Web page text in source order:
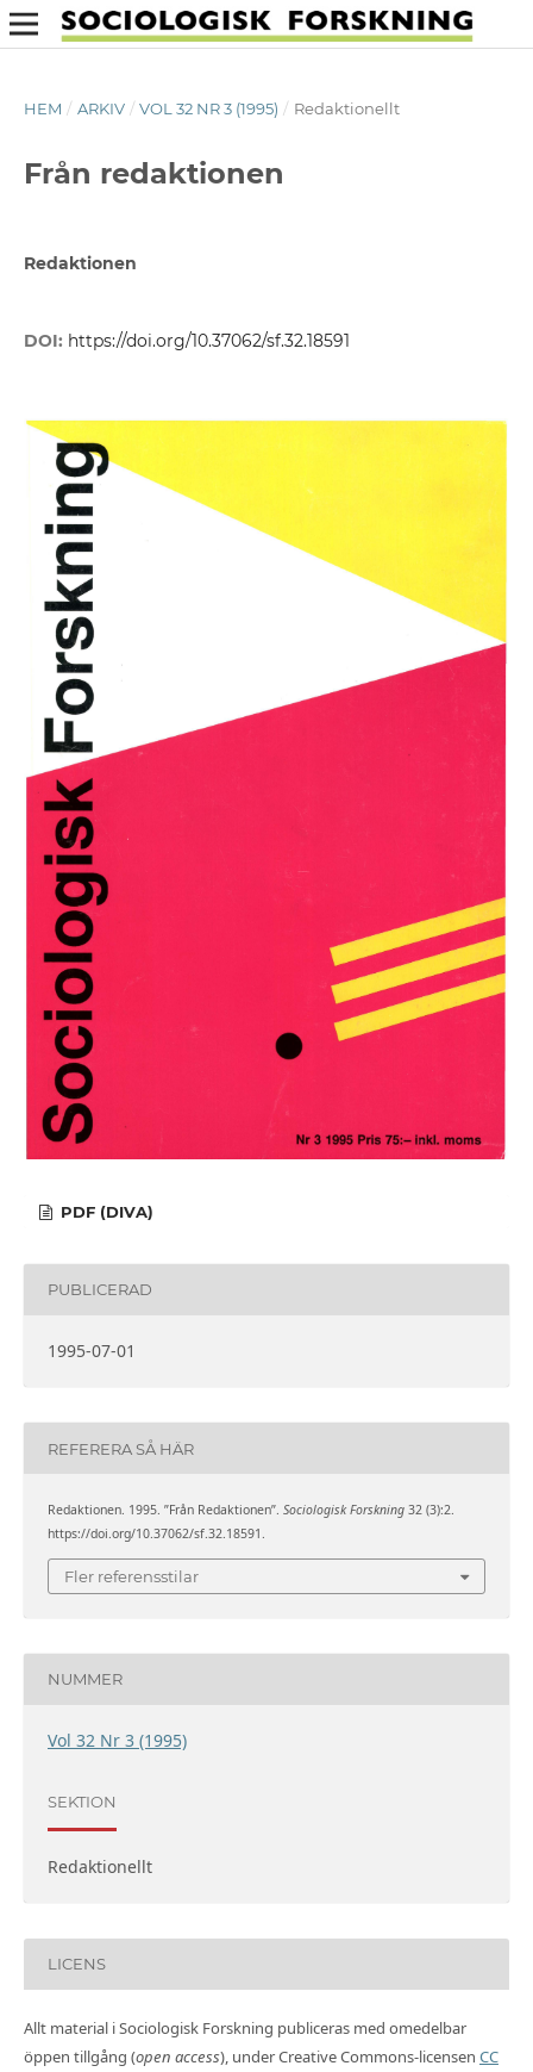
HEM / ARKIV / VOL 32 NR 3 (1995) / Redaktionellt
Från redaktionen
Redaktionen
DOI: https://doi.org/10.37062/sf.32.18591
PDF (DIVA)
PUBLICERAD
1995-07-01
REFERERA SÅ HÄR
Redaktionen. 1995. ”Från Redaktionen”. Sociologisk Forskning32 (3):2.
https://doi.org/10.37062/sf.32.18591.
Fler referensstilar
NUMMER
Vol 32 Nr 3 (1995)
SEKTION
Redaktionellt
LICENS
Allt material i Sociologisk Forskning publiceras med omedelbar
öppen tillgång (open access), under Creative Commons-licensen CC